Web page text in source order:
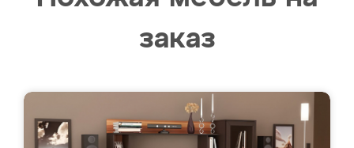
заказ